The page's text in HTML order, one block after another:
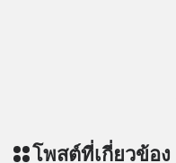
โพสต์ที่เกี่ยวข้อง